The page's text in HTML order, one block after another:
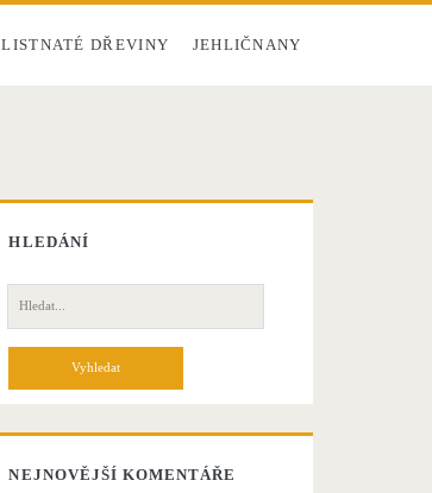
LISTNATÉ DŘEVINY JEHLIČNANY
HLEDÁNÍ
H
l
n
íNEJNOVĚJŠÍ KOMENTÁŘE